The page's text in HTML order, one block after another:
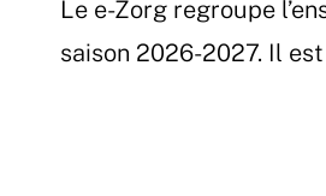
Le e-Zorg regroupe
saison 2026-2027. Il